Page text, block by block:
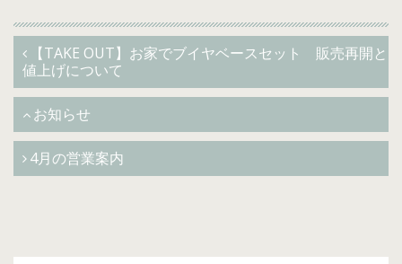
【TAKE OUT】お家でブイヤベースセット 販売再開と
値上げについて
お知らせ
4月の営業案内